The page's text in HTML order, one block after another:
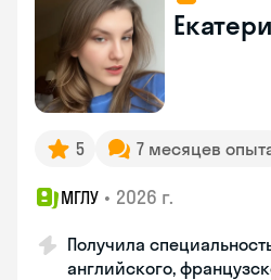
5 7 месяцев
МГЛУ • 2026 г.
Получила
английского,